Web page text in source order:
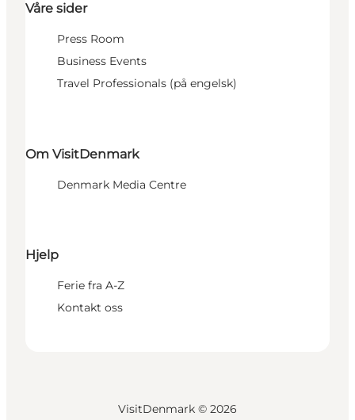
Våre sider
Press Room
Business Events
Travel Professionals (på engelsk)
Om VisitDenmark
Denmark Media Centre
Hjelp
Ferie fra A-Z
Kontakt oss
VisitDenmark © 2026